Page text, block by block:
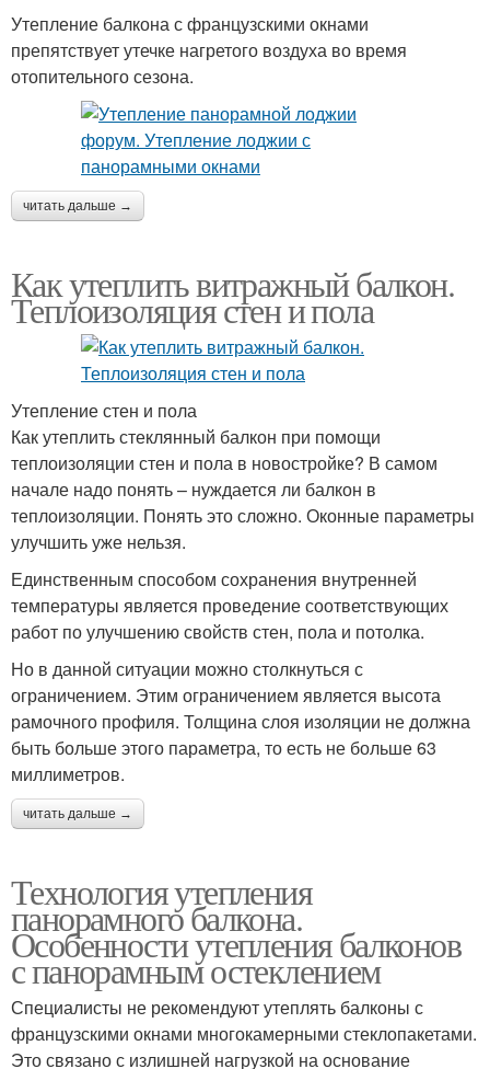
Утепление балкона с французскими окнами
препятствует утечке нагретого воздуха во время
отопительного сезона.
читать дальше →
Как утеплить витражный балкон.
Теплоизоляция стен и пола
Утепление стен и пола
Как утеплить стеклянный балкон при помощи
теплоизоляции стен и пола в новостройке? В самом
начале надо понять – нуждается ли балкон в
теплоизоляции. Понять это сложно. Оконные параметры
улучшить уже нельзя.
Единственным способом сохранения внутренней
температуры является проведение соответствующих
работ по улучшению свойств стен, пола и потолка.
Но в данной ситуации можно столкнуться с
ограничением. Этим ограничением является высота
рамочного профиля. Толщина слоя изоляции не должна
быть больше этого параметра, то есть не больше 63
миллиметров.
читать дальше →
Технология утепления
панорамного балкона.
Особенности утепления балконов
с панорамным остеклением
Специалисты не рекомендуют утеплять балконы с
французскими окнами многокамерными стеклопакетами.
Это связано с излишней нагрузкой на основание